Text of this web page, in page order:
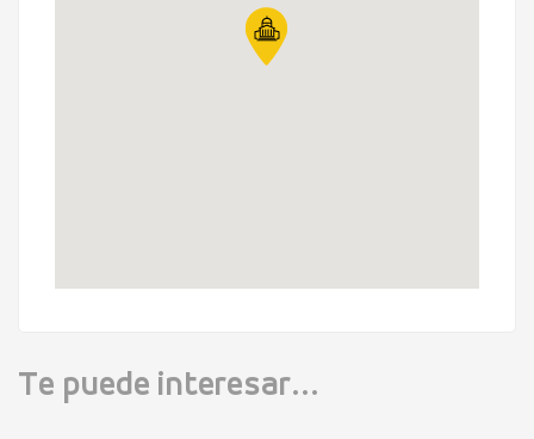
Te puede interesar...